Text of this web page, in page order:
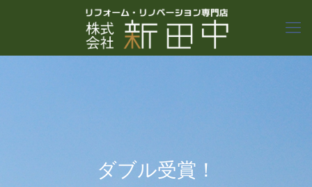
ダブル受賞！